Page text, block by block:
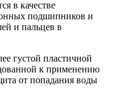
в качестве
подшипников и
и пальцев в
густой пластичной
к применению
от попадания воды